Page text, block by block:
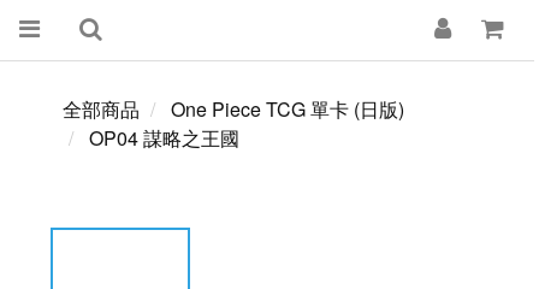
全部商品
One Piece TCG 單卡 (日版)
OP04 謀略之王國